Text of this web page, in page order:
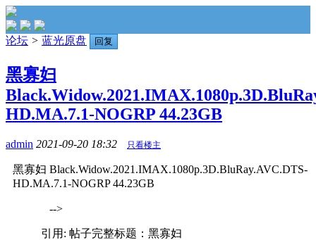
论坛 > 蓝光原盘 回复
黑寡妇
HD.MA.7.1-NOGRP 44.23GB
admin 2021-09-20 18:32 只看楼主
黑寡妇 Black.Widow.2021.IMAX.1080p.3D.BluRay.AVC.DTS-
HD.MA.7.1-NOGRP 44.23GB
-->
引用: 帖子完整标题：黑寡妇